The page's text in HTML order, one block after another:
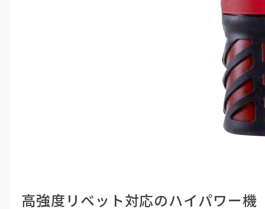
高強度リベット対応のハイパワー機